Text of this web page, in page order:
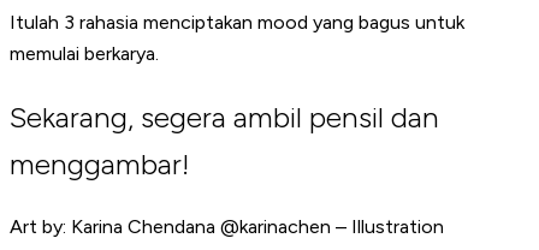
Itulah 3 rahasia menciptakan mood yang bagus untuk
memulai berkarya.
Sekarang, segera ambil pensil dan
menggambar!
Art by: Karina Chendana @karinachen – Illustration